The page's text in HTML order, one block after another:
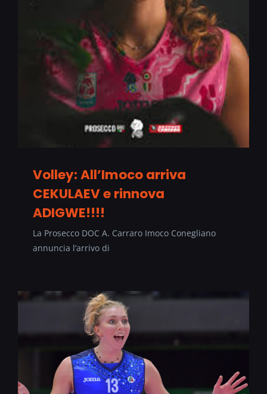
Volley: All’Imoco arriva
CEKULAEV e rinnova
ADIGWE!!!!
La Prosecco DOC A. Carraro Imoco Conegliano
annuncia l’arrivo di